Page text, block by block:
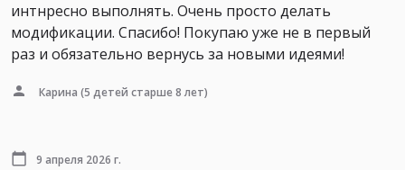
интнресно выполнять. Очень просто делать
модификации. Спасибо! Покупаю уже не в первый
раз и обязательно вернусь за новыми идеями!
Карина (5 детей старше 8 лет)
9 апреля 2026 г.